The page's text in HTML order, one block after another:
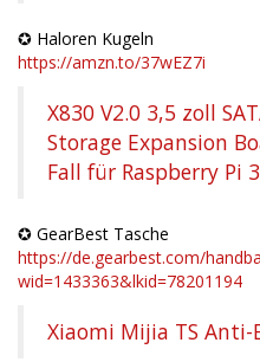
✪ Haloren Kugeln
https://amzn.to/37wEZ7i
X830 V2.0 3,5 zoll
Storage Expansion
Fall für Raspberry Pi
✪ GearBest Tasche
https://de.gearbest.com/
wid=1433363&lkid=78201194
Xiaomi Mijia TS